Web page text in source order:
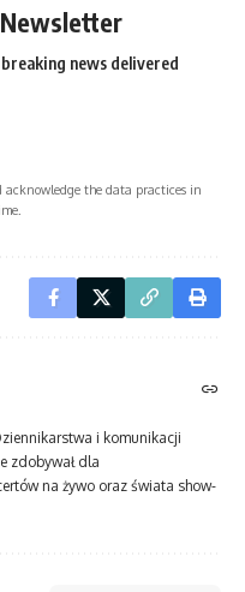
news delivered
acknowledge the data practices in
i komunikacji
zdobywał dla
na żywo oraz świata show-